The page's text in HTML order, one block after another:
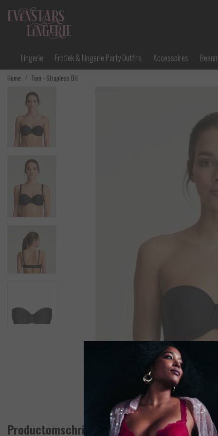
Lingerie Erotiek & Lingerie Party Outfits Accessoires
Home Tom - Strapless BH
Productomschrijving